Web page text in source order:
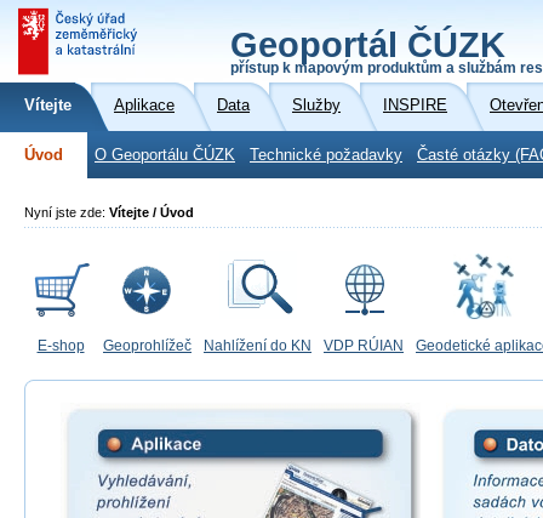
Geoportál ČÚZK
přístup k mapovým produktům a službám
Vítejte Aplikace Data Služby INSPIRE
Úvod O Geoportálu ČÚZK Technické požadavky Časté otázky
Nyní jste zde: Vítejte / Úvod
E-shop Geoprohlížeč Nahlížení do KN VDP RÚIAN Geodetické